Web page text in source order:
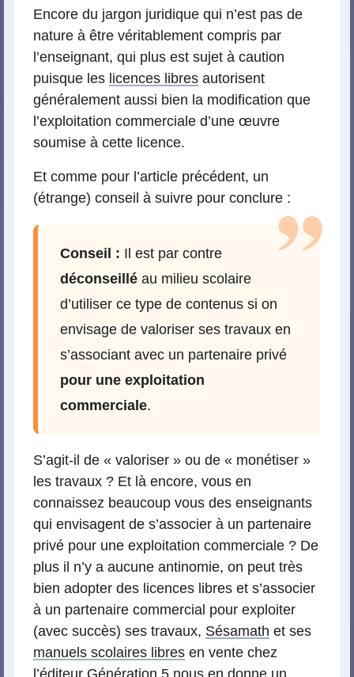
Encore du jargon juridique qui n’est pas de
nature à être véritablement compris par
l’enseignant, qui plus est sujet à caution
puisque les licences libres autorisent
généralement aussi bien la modification que
l’exploitation commerciale d’une œuvre
soumise à cette licence.
Et comme pour l’article précédent, un
(étrange) conseil à suivre pour conclure :
Conseil : Il est par contre
déconseillé au milieu scolaire
d’utiliser ce type de contenus si on
envisage de valoriser ses travaux en
s’associant avec un partenaire privé
pour une exploitation
commerciale.
S’agit-il de « valoriser » ou de « monétiser »
les travaux ? Et là encore, vous en
connaissez beaucoup vous des enseignants
qui envisagent de s’associer à un partenaire
privé pour une exploitation commerciale ? De
plus il n’y a aucune antinomie, on peut très
bien adopter des licences libres et s’associer
à un partenaire commercial pour exploiter
(avec succès) ses travaux, Sésamath et ses
manuels scolaires libres en vente chez
l’éditeur Génération 5 nous en donne un